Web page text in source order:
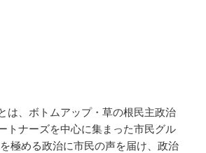
は、ボトムアップ・草の根民主政治
トナーズを中心に集まった市民グル
極める政治に市民の声を届け、政治